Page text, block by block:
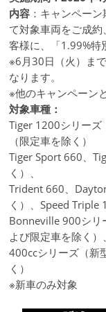
内容 ：キャンペー
て対象車両をご成
客様に、「1.99%特
※6月30日（火）ま
なります。
※他のキャンペーン
対象車種 ：
Tiger 1200シリーズ
（限定車を除く）
Tiger Sport 660、
く）、
Trident 660、
く）、Speed Triple
Bonneville 900シリ
よび限定車を除く）、
400ccシリーズ（新
く）
※新車のみ対象